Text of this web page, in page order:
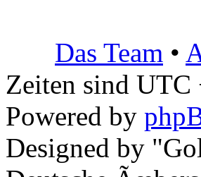
Das Team •
Zeiten sind UTC
Powered by
Designed by